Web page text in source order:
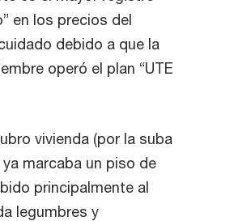
en los precios del
debido a que la
operó el plan “UTE
vivienda (por la suba
marcaba un piso de
principalmente al
legumbres y